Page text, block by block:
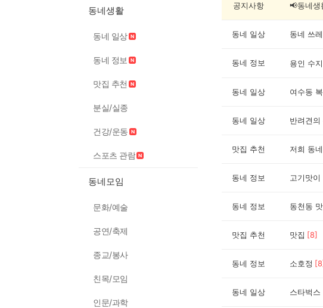
동네생활
동네 일상
동네 정보
맛집 추천
분실/실종
건강/운동
스포츠 관람
동네모임
문화/예술
공연/축제
종교/봉사
친목/모임
인문/과학
공지사항 📢동네
동네 일상 동네 쓰
동네 정보 용인 수
동네 일상
동네 일상 반려견의
맛집 추천 저희 동
동네 정보 고기맛
동네 정보 동천동
맛집 추천 맛집 [8]
동네 정보 소호정 [8
동네 일상 스타벅